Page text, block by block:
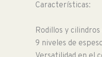
Características:
Rodillos y
9 niveles de